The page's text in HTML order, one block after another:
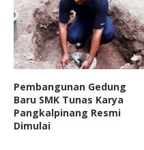
Pembangunan Gedung
Baru SMK Tunas Karya
Pangkalpinang Resmi
Dimulai